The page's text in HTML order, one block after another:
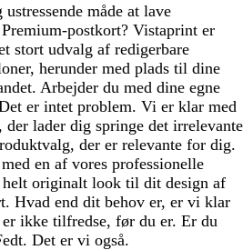
måde at lave
postkort? Vistaprint er
stort udvalg af redigerbare
herunder med plads til dine
Arbejder du med dine egne
er intet problem. Vi er klar med
lader dig springe det irrelevante
der er relevante for dig.
en af vores professionelle
helt originalt look til dit design af
Hvad end dit behov er, er vi klar
ikke tilfredse, før du er. Er du
Det er vi også.